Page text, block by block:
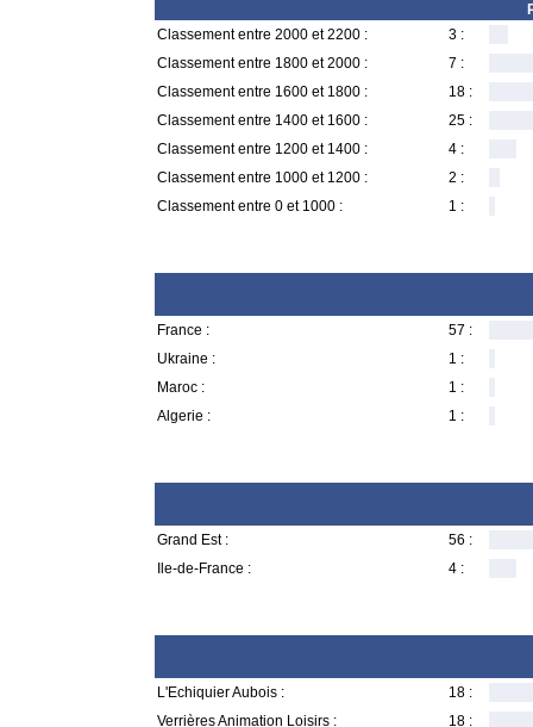
Classement entre 2000 et 2200 :
3 :
Classement entre 1800 et 2000 :
7 :
Classement entre 1600 et 1800 :
18 :
Classement entre 1400 et 1600 :
25 :
Classement entre 1200 et 1400 :
4 :
Classement entre 1000 et 1200 :
2 :
Classement entre 0 et 1000 :
1 :
France :
57 :
Ukraine :
1 :
Maroc :
1 :
Algerie :
1 :
Grand Est :
56 :
Ile-de-France :
4 :
L'Echiquier Aubois :
18 :
Verrières Animation Loisirs :
18 :